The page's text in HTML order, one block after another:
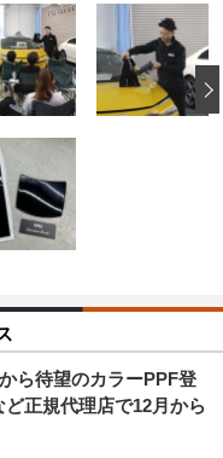
ら待望のカラーPPF登
正規代理店で12月から